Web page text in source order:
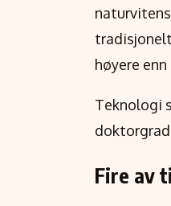
høyere
Teknologi
Fire av